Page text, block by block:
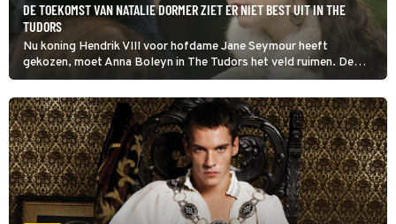
DE TOEKOMST VAN NATALIE DORMER ZIET ER NIET BEST UIT IN THE
TUDORS
Nu koning Hendrik VIII voor hofdame Jane Seymour heeft
gekozen, moet Anna Boleyn in The Tudors het veld ruimen. De
koningin wordt beschuldigd van hekserij en overspel, en net als
haar vermeende minnaars opgesloten in de Tower.